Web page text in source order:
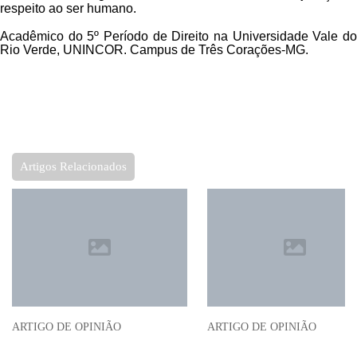
respeito ao ser humano.
Acadêmico do 5º Período de Direito na Universidade Vale do
Rio Verde, UNINCOR. Campus de Três Corações-MG.
Artigos Relacionados
ARTIGO DE OPINIÃO ARTIGO DE OPINIÃO